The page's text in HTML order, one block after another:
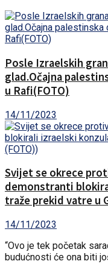
Posle Izraelskih
glad.Očajna
u Rafi(FOTO)
14/11/2023
Svijet se okrece
demonstranti
traže prekid vatre u
14/11/2023
“Ovo je tek početak
budućnosti će ona biti